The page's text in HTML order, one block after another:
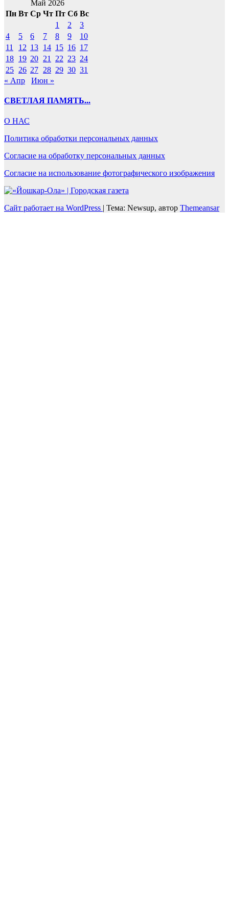
Май 2026
Пн Вт Ср Чт Пт Сб Вс
1
2
3
4
5 6 7 8 9
10
11
12 13 14 15 16 17
18 19 20 21 22 23 24
25 26 27 28 29 30 31
« Апр
Июн »
СВЕТЛАЯ ПАМЯТЬ...
О НАС
Политика обработки персональных данных
Согласие на обработку персональных данных
Согласие на использование фотографического изображения
Сайт работает на WordPress | Тема: Newsup, автор Themeansar